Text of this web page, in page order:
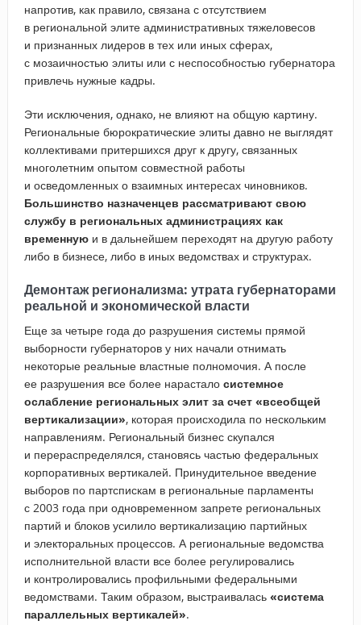
напротив, как правило, связана с отсутствием
в региональной элите административных тяжеловесов
и признанных лидеров в тех или иных сферах,
с мозаичностью элиты или с неспособностью губернатора
привлечь нужные кадры.
Эти исключения, однако, не влияют на общую картину.
Региональные бюрократические элиты давно не выглядят
коллективами притершихся друг к другу, связанных
многолетним опытом совместной работы
и осведомленных о взаимных интересах чиновников.
Большинство назначенцев рассматривают свою
службу в региональных администрациях как
временнуюи в дальнейшем переходят на другую работу
либо в бизнесе, либо в иных ведомствах и структурах.
Демонтаж регионализма: утрата губернаторами
реальной и экономической власти
Еще за четыре года до разрушения системы прямой
выборности губернаторов у них начали отнимать
некоторые реальные властные полномочия. А после
ее разрушения все более нарастало системное
ослабление региональных элит за счет «всеобщей
вертикализации», которая происходила по нескольким
направлениям. Региональный бизнес скупался
и перераспределялся, становясь частью федеральных
корпоративных вертикалей. Принудительное введение
выборов по партспискам в региональные парламенты
с 2003 года при одновременном запрете региональных
партий и блоков усилило вертикализацию партийных
и электоральных процессов. А региональные ведомства
исполнительной власти все более регулировались
и контролировались профильными федеральными
ведомствами. Таким образом, выстраивалась «система
параллельных вертикалей».